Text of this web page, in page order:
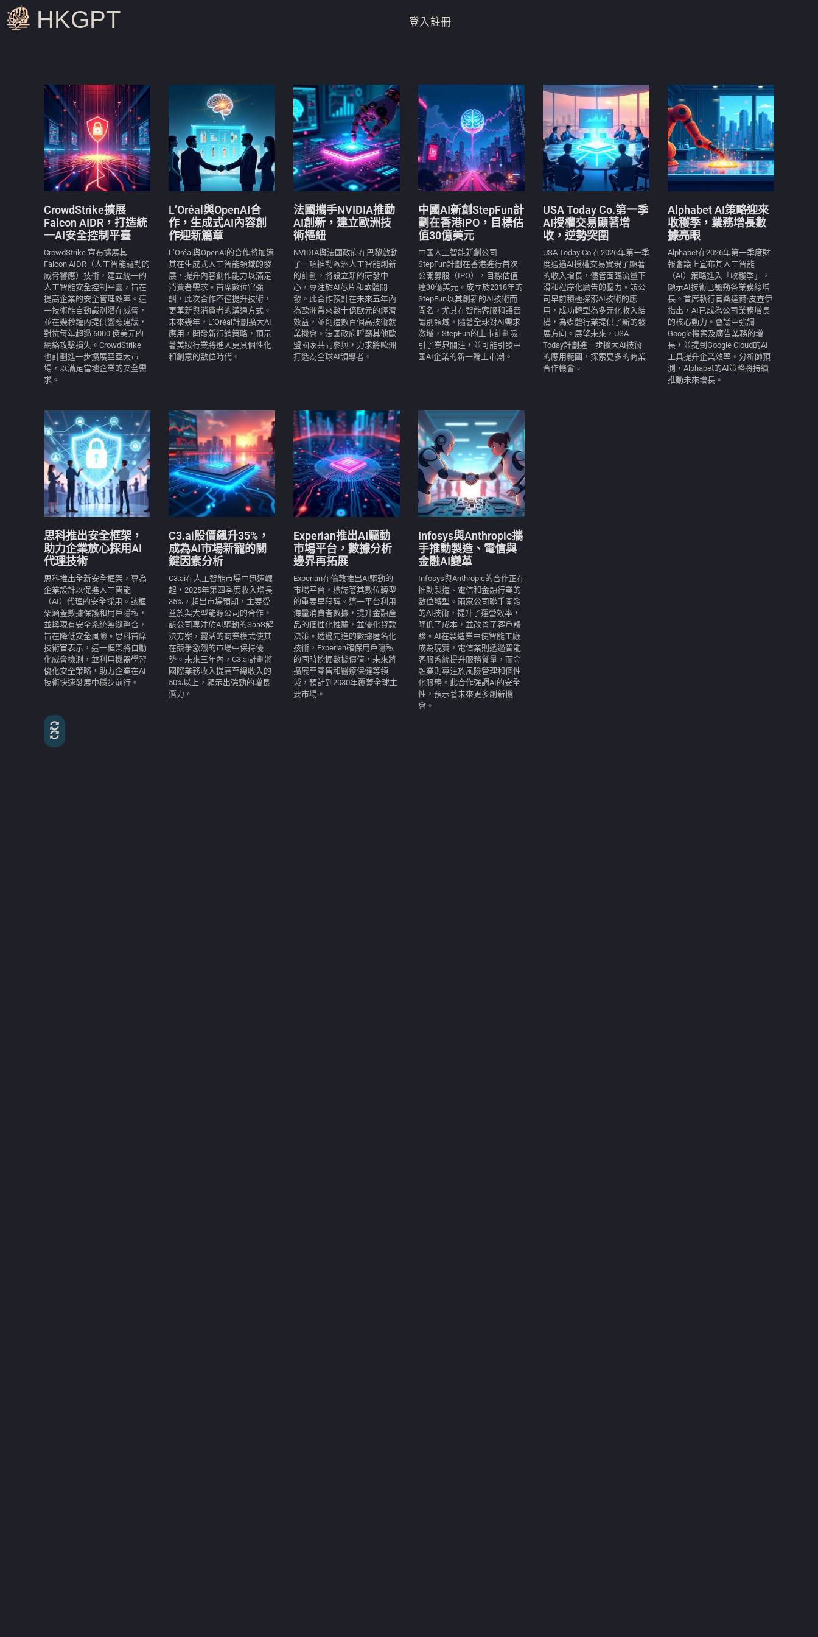
HKGPT 登入註冊
CrowdStrike擴展
Falcon AIDR，打造統
一AI安全控制平臺
CrowdStrike 宣布擴展其
Falcon AIDR（人工智能驅動的
威脅響應）技術，建立統一的
人工智能安全控制平臺，旨在
提高企業的安全管理效率。這
一技術能自動識別潛在威脅，
並在幾秒鐘內提供響應建議，
對抗每年超過 6000 億美元的
網絡攻擊損失。CrowdStrike
也計劃進一步擴展至亞太市
場，以滿足當地企業的安全需
求。
L’Oréal與OpenAI合
作，生成式AI內容創
作迎新篇章
L’Oréal與OpenAI的合作將加速
其在生成式人工智能領域的發
展，提升內容創作能力以滿足
消費者需求。首席數位官強
調，此次合作不僅提升技術，
更革新與消費者的溝通方式。
未來幾年，L’Oréal計劃擴大AI
應用，開發新行銷策略，預示
著美妝行業將進入更具個性化
和創意的數位時代。
法國攜手NVIDIA推動
AI創新，建立歐洲技
術樞紐
NVIDIA與法國政府在巴黎啟動
了一項推動歐洲人工智能創新
的計劃，將設立新的研發中
心，專注於AI芯片和軟體開
發。此合作預計在未來五年內
為歐洲帶來數十億歐元的經濟
效益，並創造數百個高技術就
業機會。法國政府呼籲其他歐
盟國家共同參與，力求將歐洲
打造為全球AI領導者。
中國AI新創StepFun計
劃在香港IPO，目標估
值30億美元
中國人工智能新創公司
StepFun計劃在香港進行首次
公開募股（IPO），目標估值
達30億美元。成立於2018年的
StepFun以其創新的AI技術而
聞名，尤其在智能客服和語音
識別領域。隨著全球對AI需求
激增，StepFun的上市計劃吸
引了業界關注，並可能引發中
國AI企業的新一輪上市潮。
USA Today Co.第一季
AI授權交易顯著增
收，逆勢突圍
USA Today Co.在2026年第一季
度通過AI授權交易實現了顯著
的收入增長，儘管面臨流量下
滑和程序化廣告的壓力。該公
司早前積極探索AI技術的應
用，成功轉型為多元化收入結
構，為媒體行業提供了新的發
展方向。展望未來，USA
Today計劃進一步擴大AI技術
的應用範圍，探索更多的商業
合作機會。
Alphabet AI策略迎來
收穫季，業務增長數
據亮眼
Alphabet在2026年第一季度財
報會議上宣布其人工智能
（AI）策略進入「收穫季」，
顯示AI技術已驅動各業務線增
長。首席執行官桑達爾·皮查伊
指出，AI已成為公司業務增長
的核心動力。會議中強調
Google搜索及廣告業務的增
長，並提到Google Cloud的AI
工具提升企業效率。分析師預
測，Alphabet的AI策略將持續
推動未來增長。
思科推出安全框架，
助力企業放心採用AI
代理技術
思科推出全新安全框架，專為
企業設計以促進人工智能
（AI）代理的安全採用。該框
架涵蓋數據保護和用戶隱私，
並與現有安全系統無縫整合，
旨在降低安全風險。思科首席
技術官表示，這一框架將自動
化威脅檢測，並利用機器學習
優化安全策略，助力企業在AI
技術快速發展中穩步前行。
C3.ai股價飆升35%，
成為AI市場新寵的關
鍵因素分析
C3.ai在人工智能市場中迅速崛
起，2025年第四季度收入增長
35%，超出市場預期，主要受
益於與大型能源公司的合作。
該公司專注於AI驅動的SaaS解
決方案，靈活的商業模式使其
在競爭激烈的市場中保持優
勢。未來三年內，C3.ai計劃將
國際業務收入提高至總收入的
50%以上，顯示出強勁的增長
潛力。
Experian推出AI驅動
市場平台，數據分析
邊界再拓展
Experian在倫敦推出AI驅動的
市場平台，標誌著其數位轉型
的重要里程碑。這一平台利用
海量消費者數據，提升金融產
品的個性化推薦，並優化貸款
決策。透過先進的數據匿名化
技術，Experian確保用戶隱私
的同時挖掘數據價值，未來將
擴展至零售和醫療保健等領
域，預計到2030年覆蓋全球主
要市場。
Infosys與Anthropic攜
手推動製造、電信與
金融AI變革
Infosys與Anthropic的合作正在
推動製造、電信和金融行業的
數位轉型。兩家公司聯手開發
的AI技術，提升了運營效率，
降低了成本，並改善了客戶體
驗。AI在製造業中使智能工廠
成為現實，電信業則透過智能
客服系統提升服務質量，而金
融業則專注於風險管理和個性
化服務。此合作強調AI的安全
性，預示著未來更多創新機
會。